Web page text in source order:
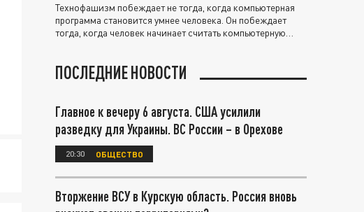
Технофашизм побеждает не тогда, когда компьютерная
программа становится умнее человека. Он побеждает
тогда, когда человек начинает считать компьютерную
ПОСЛЕДНИЕ НОВОСТИ
Главное к вечеру 6 августа. США усилили
разведку для Украины. ВС России – в Орехове
20:30 ОБЩЕСТВО
Вторжение ВСУ в Курскую область. Россия вновь